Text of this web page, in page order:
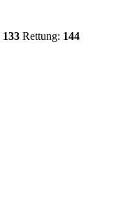
133 Rettung: 144